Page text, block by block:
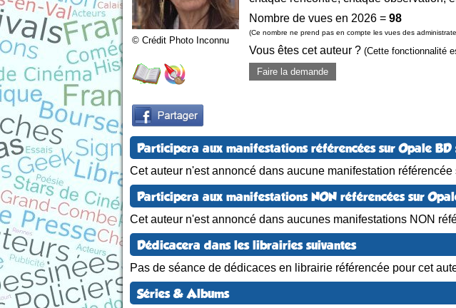
© Crédit Photo Inconnu
Nombre de vues en 2026 = 98
(Ce nombre ne prend pas en compte les vues des
Vous êtes cet auteur ? (Cette fonctionnalité
Faire la demande
Participera aux manifestations référencées sur Opale BD
Cet auteur n'est annoncé dans aucune manifestation référencée
Participera aux manifestations NON référencées sur
Cet auteur n'est annoncé dans aucunes manifestations NON
Dédicacera dans les librairies suivantes
Pas de séance de dédicaces en librairie référencée pour cet
Séries & Albums